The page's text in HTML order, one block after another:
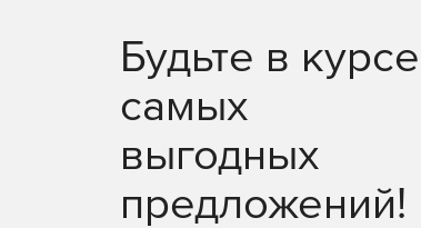
Будьте в курсе
самых
выгодных
предложений!